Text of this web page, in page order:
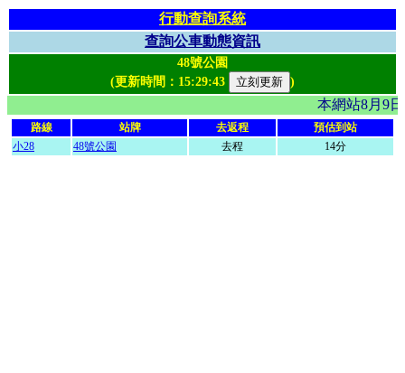
行動查詢系統
查詢公車動態資訊
48號公園
(更新時間： 15:29:43 )
本網站8月9
路線 站牌 去返程
預估到站
小28
48號公園 去程 14分